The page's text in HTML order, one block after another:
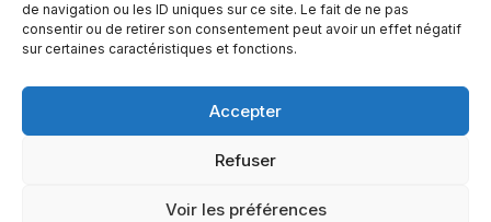
de navigation ou les ID uniques sur ce site. Le fait de ne pas
consentir ou de retirer son consentement peut avoir un effet négatif
sur certaines caractéristiques et fonctions.
Accepter
Refuser
Voir les préférences
Réseaux